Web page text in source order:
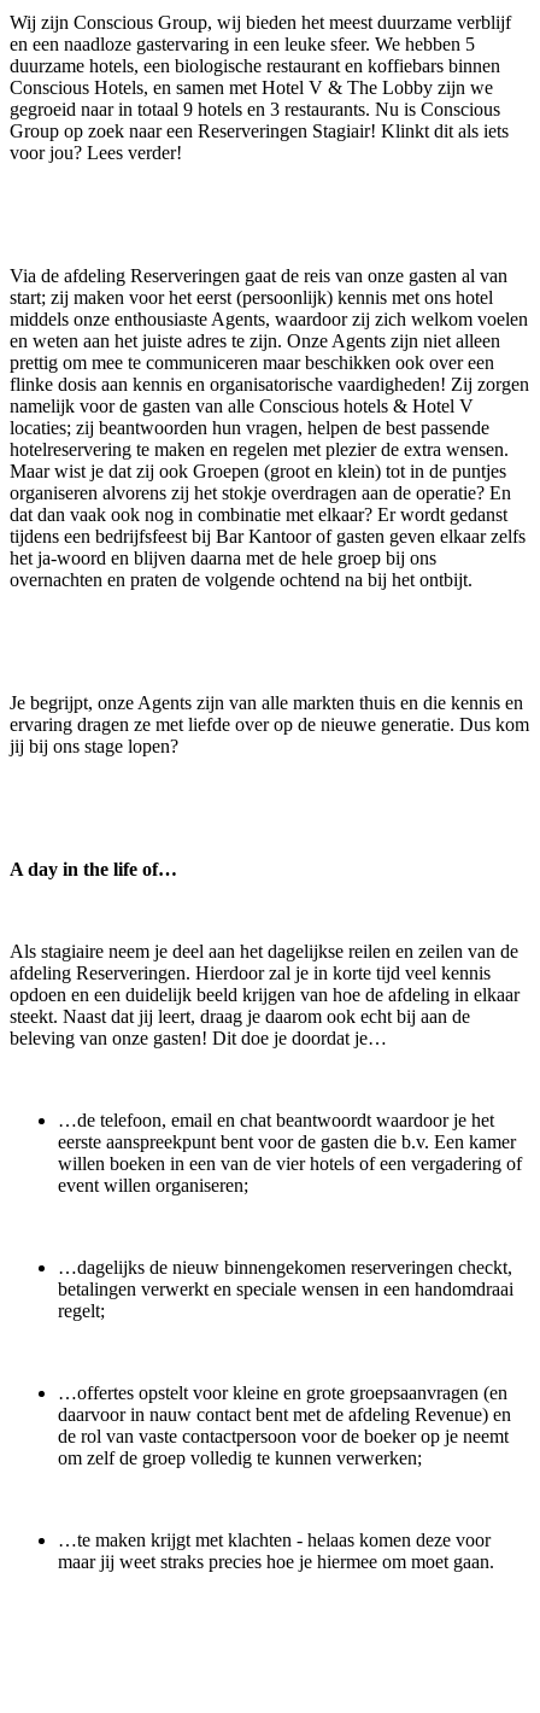
Wij zijn Conscious Group, wij bieden het meest duurzame verblijf
en een naadloze gastervaring in een leuke sfeer. We hebben 5
duurzame hotels, een biologische restaurant en koffiebars binnen
Conscious Hotels, en samen met Hotel V & The Lobby zijn we
gegroeid naar in totaal 9 hotels en 3 restaurants. Nu is Conscious
Group op zoek naar een Reserveringen Stagiair! Klinkt dit als iets
voor jou? Lees verder!
Via de afdeling Reserveringen gaat de reis van onze gasten al van
start; zij maken voor het eerst (persoonlijk) kennis met ons hotel
middels onze enthousiaste Agents, waardoor zij zich welkom voelen
en weten aan het juiste adres te zijn. Onze Agents zijn niet alleen
prettig om mee te communiceren maar beschikken ook over een
flinke dosis aan kennis en organisatorische vaardigheden! Zij zorgen
namelijk voor de gasten van alle Conscious hotels & Hotel V
locaties; zij beantwoorden hun vragen, helpen de best passende
hotelreservering te maken en regelen met plezier de extra wensen.
Maar wist je dat zij ook Groepen (groot en klein) tot in de puntjes
organiseren alvorens zij het stokje overdragen aan de operatie? En
dat dan vaak ook nog in combinatie met elkaar? Er wordt gedanst
tijdens een bedrijfsfeest bij Bar Kantoor of gasten geven elkaar zelfs
het ja-woord en blijven daarna met de hele groep bij ons
overnachten en praten de volgende ochtend na bij het ontbijt.
Je begrijpt, onze Agents zijn van alle markten thuis en die kennis en
ervaring dragen ze met liefde over op de nieuwe generatie. Dus kom
jij bij ons stage lopen?
A day in the life of…
Als stagiaire neem je deel aan het dagelijkse reilen en zeilen van de
afdeling Reserveringen. Hierdoor zal je in korte tijd veel kennis
opdoen en een duidelijk beeld krijgen van hoe de afdeling in elkaar
steekt. Naast dat jij leert, draag je daarom ook echt bij aan de
beleving van onze gasten! Dit doe je doordat je…
…de telefoon, email en chat beantwoordt waardoor je het
eerste aanspreekpunt bent voor de gasten die b.v. Een kamer
willen boeken in een van de vier hotels of een vergadering of
event willen organiseren;
…dagelijks de nieuw binnengekomen reserveringen checkt,
betalingen verwerkt en speciale wensen in een handomdraai
regelt;
…offertes opstelt voor kleine en grote groepsaanvragen (en
daarvoor in nauw contact bent met de afdeling Revenue) en
de rol van vaste contactpersoon voor de boeker op je neemt
om zelf de groep volledig te kunnen verwerken;
…te maken krijgt met klachten - helaas komen deze voor
maar jij weet straks precies hoe je hiermee om moet gaan.